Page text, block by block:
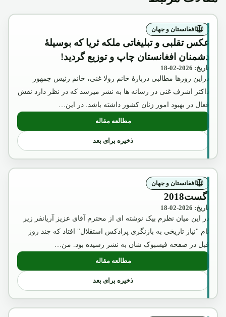
افغانستان و جهان
عکس تقلبی و تبلیغاتی ملکه ثریا که بوسیلۀ
دشمنان افغانستان چاپ و توزیع گردید!
تاریخ: 2026-02-18
دراین روزها مطالبی دربارۀ خانم رولا غنی، خانم رئیس جمهور
داکتر اشرف غنی در رسانه ها به نشر میرسد که در نظر دارد نقش
فعال در بهبود امور زنان کشور داشته باشد. در این…
مطالعه مقاله: عکس تقلبی و تبلیغاتی ملکه ثریا که
ذخیره برای بعد
افغانستان و جهان
آگست2018
تاریخ: 2026-02-18
در این میان نظرم بیک نوشته ای از محترم آقای عزیز آریانفر زیر
نام "نیاز تاریخی به بازنگری پرادکس استقلال" افتاد که چند روز
قبل در صفحه فیسبوک شان به نشر رسیده بود. من…
مطالعه مقاله
: آگست2018
ذخیره برای بعد